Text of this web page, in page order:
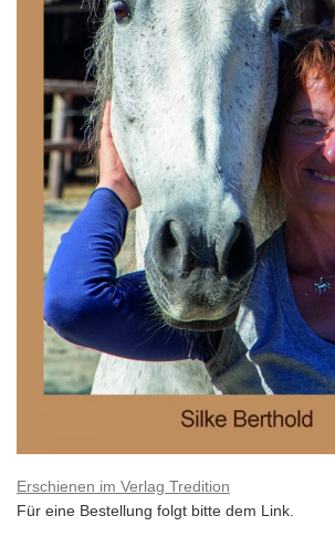
Erschienen im Verlag Tredition
Für eine Bestellung folgt bitte dem Link.